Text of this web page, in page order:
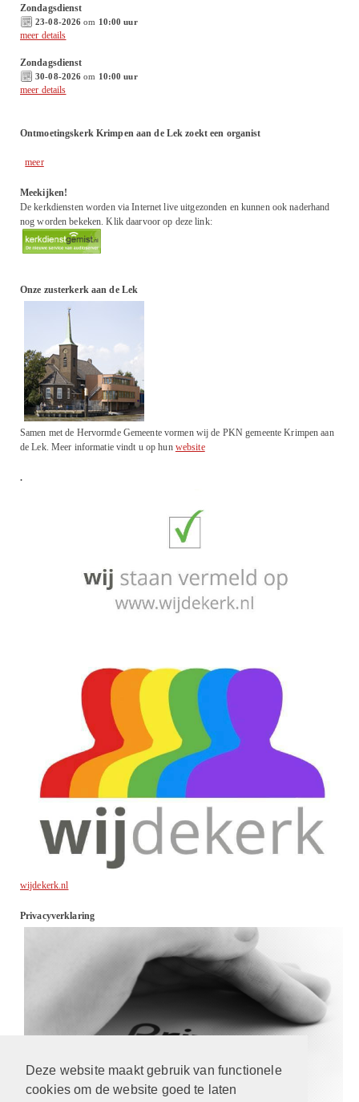
Deze website maakt gebruik van functionele
cookies om de website goed te laten
Zondagsdienst
23-08-2026 om 10:00 uur
meer details
Zondagsdienst
30-08-2026 om 10:00 uur
meer details
Ontmoetingskerk Krimpen aan de Lek zoekt een organist
meer
Meekijken!
De kerkdiensten worden via Internet live uitgezonden en kunnen ook naderhand
nog worden bekeken. Klik daarvoor op deze link:
Onze zusterkerk aan de Lek
Samen met de Hervormde Gemeente vormen wij de PKN gemeente Krimpen aan
de Lek. Meer informatie vindt u op hun website
.
wijdekerk.nl
Privacyverklaring